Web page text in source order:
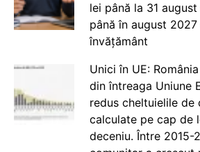
lei până la 31
până în august
învățământ
Unici în UE:
din întreaga Uniune
redus cheltuielile de
calculate pe cap de
deceniu. Între 2015-